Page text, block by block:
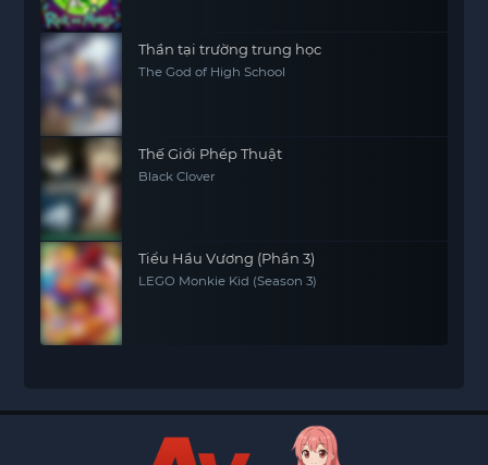
Thần tại trường trung học
The God of High School
Thế Giới Phép Thuật
Black Clover
Tiểu Hầu Vương (Phần 3)
LEGO Monkie Kid (Season 3)